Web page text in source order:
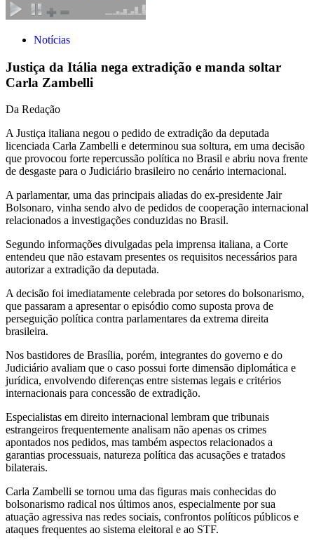
Notícias
Justiça da Itália nega extradição e manda soltar
Carla Zambelli
Da Redação
A Justiça italiana negou o pedido de extradição da deputada
licenciada Carla Zambelli e determinou sua soltura, em uma decisão
que provocou forte repercussão política no Brasil e abriu nova frente
de desgaste para o Judiciário brasileiro no cenário internacional.
A parlamentar, uma das principais aliadas do ex-presidente Jair
Bolsonaro, vinha sendo alvo de pedidos de cooperação internacional
relacionados a investigações conduzidas no Brasil.
Segundo informações divulgadas pela imprensa italiana, a Corte
entendeu que não estavam presentes os requisitos necessários para
autorizar a extradição da deputada.
A decisão foi imediatamente celebrada por setores do bolsonarismo,
que passaram a apresentar o episódio como suposta prova de
perseguição política contra parlamentares da extrema direita
brasileira.
Nos bastidores de Brasília, porém, integrantes do governo e do
Judiciário avaliam que o caso possui forte dimensão diplomática e
jurídica, envolvendo diferenças entre sistemas legais e critérios
internacionais para concessão de extradição.
Especialistas em direito internacional lembram que tribunais
estrangeiros frequentemente analisam não apenas os crimes
apontados nos pedidos, mas também aspectos relacionados a
garantias processuais, natureza política das acusações e tratados
bilaterais.
Carla Zambelli se tornou uma das figuras mais conhecidas do
bolsonarismo radical nos últimos anos, especialmente por sua
atuação agressiva nas redes sociais, confrontos políticos públicos e
ataques frequentes ao sistema eleitoral e ao STF.